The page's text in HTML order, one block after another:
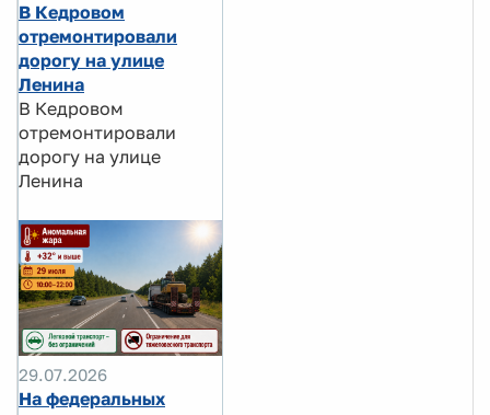
В Кедровом
отремонтировали
дорогу на улице
Ленина
В Кедровом
отремонтировали
дорогу на улице
Ленина
29.07.2026
На федеральных